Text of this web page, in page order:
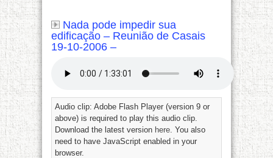
Nada pode impedir sua
edificação – Reunião de Casais
19-10-2006 –
Audio clip: Adobe Flash Player (version 9 or
above) is required to play this audio clip.
Download the latest version here . You also
need to have JavaScript enabled in your
browser.